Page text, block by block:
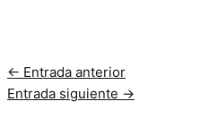
← Entrada anterior
Entrada siguiente →